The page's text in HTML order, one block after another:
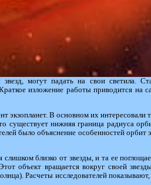
могут падать на свои светила.
изложение работы приводится на
экзопланет. В основном их интересовали
существует нижняя граница радиуса
было объяснение особенностей орбит
слишком близко от звезды, и та ее
объект вращается вокруг своей
Расчеты исследователей показывают,